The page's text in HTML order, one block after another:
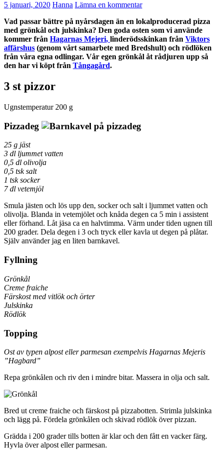
5 januari, 2020 Hanna Lämna en kommentar
Vad passar bättre på nyårsdagen än en lokalproducerad pizza
med grönkål och julskinka? Den goda osten som vi använde
kommer från Hagarnas Mejeri, linderödsskinkan från Viktors
affärshus (genom vårt samarbete med Bredshult) och rödlöken
från våra egna odlingar. Vår egen grönkål åt rådjuren upp så
den har vi köpt från Tångagård.
3 st pizzor
Ugnstemperatur 200 g
Pizzadeg
25 g jäst
3 dl ljummet vatten
0,5 dl olivolja
0,5 tsk salt
1 tsk socker
7 dl vetemjöl
Smula jästen och lös upp den, socker och salt i ljummet vatten och
olivolja. Blanda in vetemjölet och knåda degen ca 5 min i assistent
eller förhand. Låt jäsa ca en halvtimma. Värm under tiden ugnen till
200 grader. Dela degen i 3 och tryck eller kavla ut degen på plåtar.
Själv använder jag en liten barnkavel.
Fyllning
Grönkål
Creme fraiche
Färskost med vitlök och örter
Julskinka
Rödlök
Topping
Ost av typen alpost eller parmesan exempelvis Hagarnas Mejeris
”Hagbard”
Repa grönkålen och riv den i mindre bitar. Massera in olja och salt.
Bred ut creme fraiche och färskost på pizzabotten. Strimla julskinka
och lägg på. Fördela grönkålen och skivad rödlök över pizzan.
Grädda i 200 grader tills botten är klar och den fått en vacker färg.
Hyvla över alpost eller parmesan.